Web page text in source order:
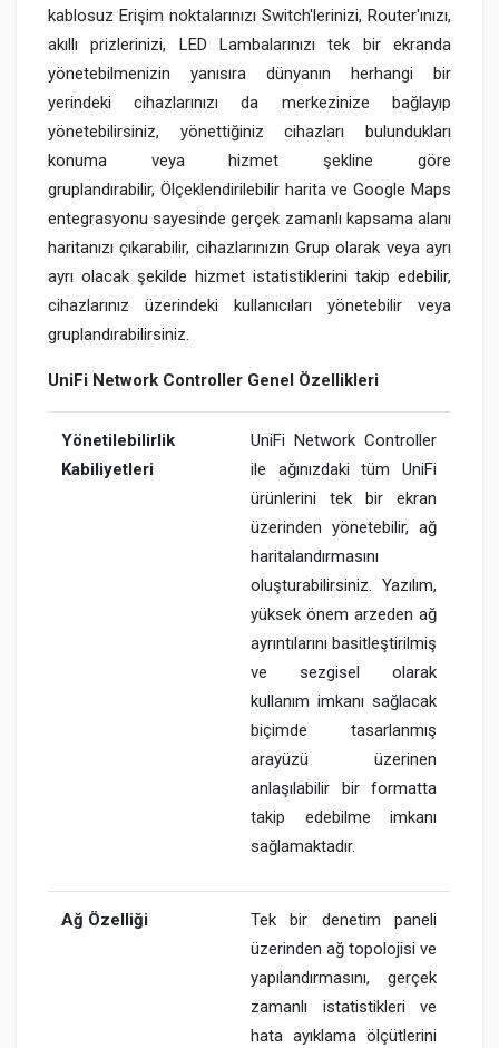
kablosuz Erişim noktalarınızı Switch'lerinizi, Router'ınızı,
akıllı prizlerinizi, LED Lambalarınızı tek bir ekranda
yönetebilmenizin yanısıra dünyanın herhangi bir
yerindeki cihazlarınızı da merkezinize bağlayıp
yönetebilirsiniz, yönettiğiniz cihazları bulundukları
konuma veya hizmet şekline göre
gruplandırabilir, Ölçeklendirilebilir harita ve Google Maps
entegrasyonu sayesinde gerçek zamanlı kapsama alanı
haritanızı çıkarabilir, cihazlarınızın Grup olarak veya ayrı
ayrı olacak şekilde hizmet istatistiklerini takip edebilir,
cihazlarınız üzerindeki kullanıcıları yönetebilir veya
gruplandırabilirsiniz.
UniFi Network Controller Genel Özellikleri
Yönetilebilirlik
Kabiliyetleri
UniFi Network Controller
ile ağınızdaki tüm UniFi
ürünlerini tek bir ekran
üzerinden yönetebilir, ağ
haritalandırmasını
oluşturabilirsiniz. Yazılım,
yüksek önem arzeden ağ
ayrıntılarını basitleştirilmiş
ve sezgisel olarak
kullanım imkanı sağlacak
biçimde tasarlanmış
arayüzü üzerinen
anlaşılabilir bir formatta
takip edebilme imkanı
sağlamaktadır.
Ağ Özelliği
Tek bir denetim paneli
üzerinden ağ topolojisi ve
yapılandırmasını, gerçek
zamanlı istatistikleri ve
hata ayıklama ölçütlerini